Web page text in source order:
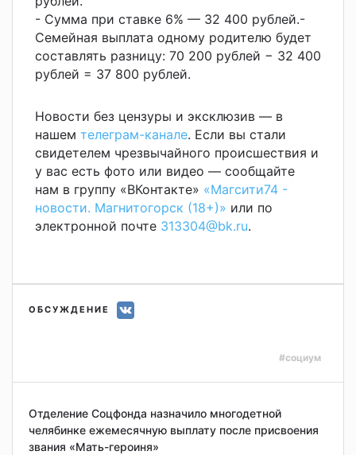
- Сумма при ставке 6% — 32 400 рублей.-
Семейная выплата одному родителю будет
составлять разницу: 70 200 рублей − 32 400
рублей = 37 800 рублей.
Новости без цензуры и эксклюзив — в
нашем телеграм-канале. Если вы стали
свидетелем чрезвычайного происшествия и
у вас есть фото или видео — сообщайте
нам в группу «ВКонтакте» «Магсити74 -
новости. Магнитогорск (18+)» или по
электронной почте 313304@bk.ru.
ОБСУЖДЕНИЕ
#социум
Отделение Соцфонда назначило многодетной
челябинке ежемесячную выплату после присвоения
звания «Мать-героиня»